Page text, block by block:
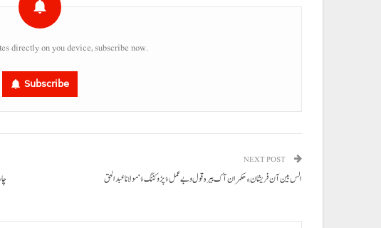
directly on you device, subscribe now.
Subscribe
NEXT POST
الس بین آن فریشان ءِ حکمران آک بیرہ قول و بے عملءُ پڑو کننگ ءُ‘مولانا عبدالحق